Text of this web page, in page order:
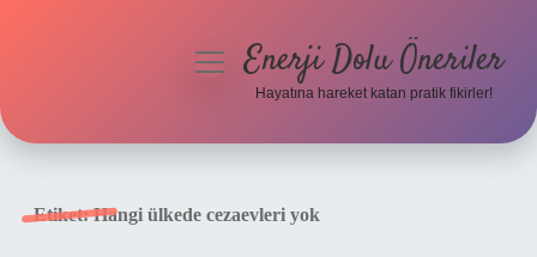
menüyüEnerji Dolu Öneriler
Hayatına hareket katan pratik fikirler!
Etiket:Hangi ülkede cezaevleri yok